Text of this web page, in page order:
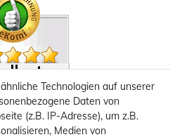
Technologien auf unserer
Daten von
(z.B. IP-Adresse), um z.B.
Medien von